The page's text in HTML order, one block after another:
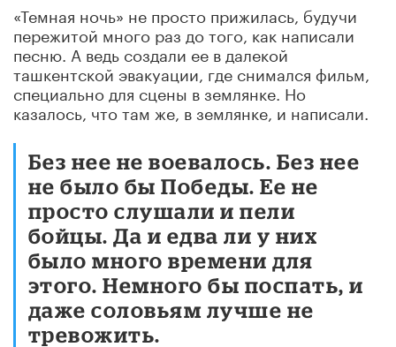
«Темная ночь» не просто прижилась, будучи
пережитой много раз до того, как написали
песню. А ведь создали ее в далекой
ташкентской эвакуации, где снимался фильм,
специально для сцены в землянке. Но
казалось, что там же, в землянке, и написали.
Без нее не воевалось. Без нее
не было бы Победы. Ее не
просто слушали и пели
бойцы. Да и едва ли у них
было много времени для
этого. Немного бы поспать, и
даже соловьям лучше не
тревожить.